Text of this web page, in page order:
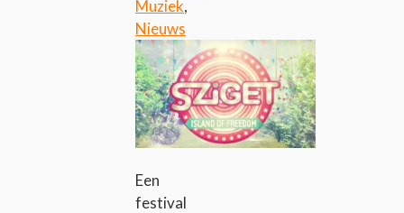
Muziek,
Nieuws
Een
festival